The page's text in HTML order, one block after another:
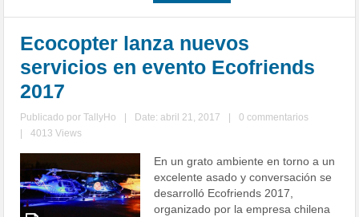
Ecocopter lanza nuevos
servicios en evento Ecofriends
2017
Publicado porTallyHo Date: abril 21, 2017
0 commentarios
4013 Views
En un grato ambiente en torno a un
excelente asado y conversación se
desarrolló Ecofriends 2017,
organizado por la empresa chilena